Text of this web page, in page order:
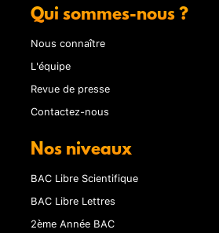
Qui sommes-nous ?
Nous connaître
L'équipe
Revue de presse
Contactez-nous
Nos niveaux
BAC Libre Scientifique
BAC Libre Lettres
2ème Année BAC